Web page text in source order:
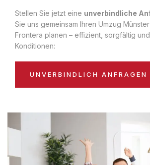
Stellen Sie jetzt eine unverbindliche
Sie uns gemeinsam Ihren Umzug
Frontera planen – effizient, sorgfältig
Konditionen:
UNVERBINDLICH ANFRAGEN